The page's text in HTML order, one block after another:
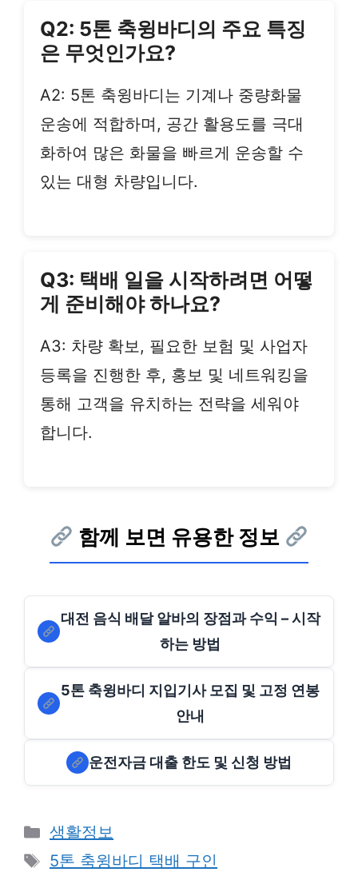
Q2: 5톤 축윙바디의 주요 특징
은 무엇인가요?
A2: 5톤 축윙바디는 기계나 중량화물
운송에 적합하며, 공간 활용도를 극대
화하여 많은 화물을 빠르게 운송할 수
있는 대형 차량입니다.
Q3: 택배 일을 시작하려면 어떻
게 준비해야 하나요?
A3: 차량 확보, 필요한 보험 및 사업자
등록을 진행한 후, 홍보 및 네트워킹을
통해 고객을 유치하는 전략을 세워야
합니다.
함께 보면 유용한 정보
대전 음식 배달 알바의 장점과 수익 – 시작
하는 방법
5톤 축윙바디 지입기사 모집 및 고정 연봉
안내
운전자금 대출 한도 및 신청 방법
Categories
생활정보
Tags
5톤 축윙바디 택배 구인